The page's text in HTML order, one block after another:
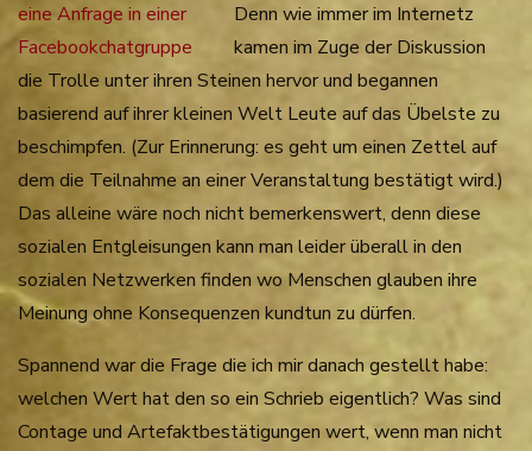
Denn wie immer im Internetz
kamen im Zuge der Diskussion
die Trolle unter ihren Steinen hervor und begannen
basierend auf ihrer kleinen Welt Leute auf das Übelste zu
beschimpfen. (Zur Erinnerung: es geht um einen Zettel auf
dem die Teilnahme an einer Veranstaltung bestätigt wird.)
Das alleine wäre noch nicht bemerkenswert, denn diese
sozialen Entgleisungen kann man leider überall in den
sozialen Netzwerken finden wo Menschen glauben ihre
Meinung ohne Konsequenzen kundtun zu dürfen.
Spannend war die Frage die ich mir danach gestellt habe:
welchen Wert hat den so ein Schrieb eigentlich? Was sind
Contage und Artefaktbestätigungen wert, wenn man nicht